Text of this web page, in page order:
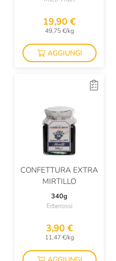
19,90 €
49,75 €/kg
AGGIUNGI
CONFETTURA EXTRA
MIRTILLO
340g
Erberossi
3,90 €
11,47 €/kg